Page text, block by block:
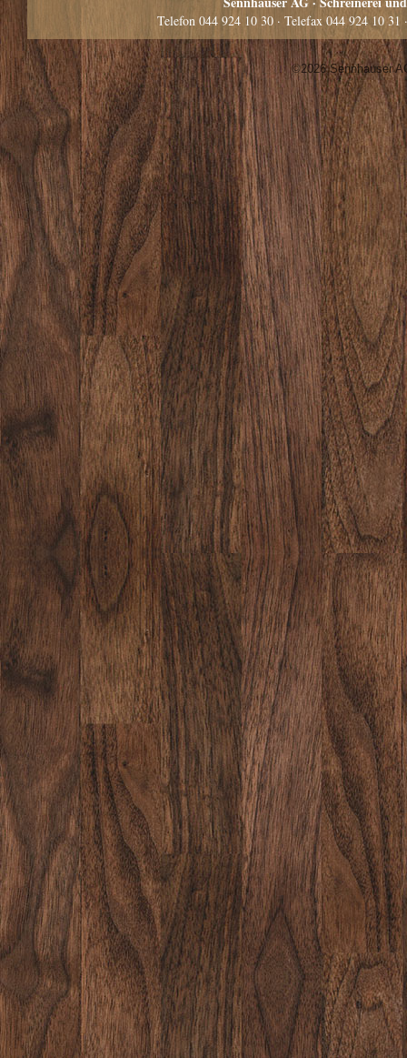
Telefon 044 924 10 30 · Telefax 044 924 10 31
©2026Sennhauser